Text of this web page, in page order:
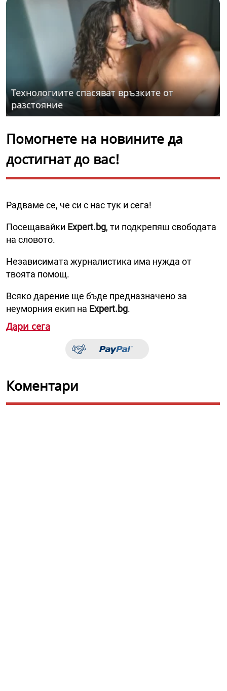
Технологиите спасяват връзките от
разстояние
Помогнете на новините да
достигнат до вас!
Радваме се, че си с нас тук и сега!
Посещавайки Expert.bg, ти подкрепяш свободата
на словото.
Независимата журналистика има нужда от
твоята помощ.
Всяко дарение ще бъде предназначено за
неуморния екип на Expert.bg.
Дари сега
Коментари